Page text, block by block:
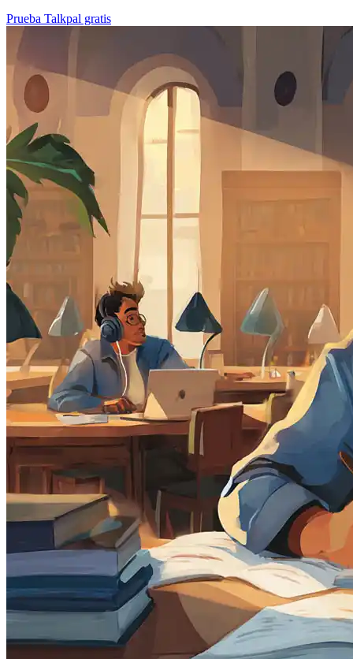
Prueba Talkpal gratis